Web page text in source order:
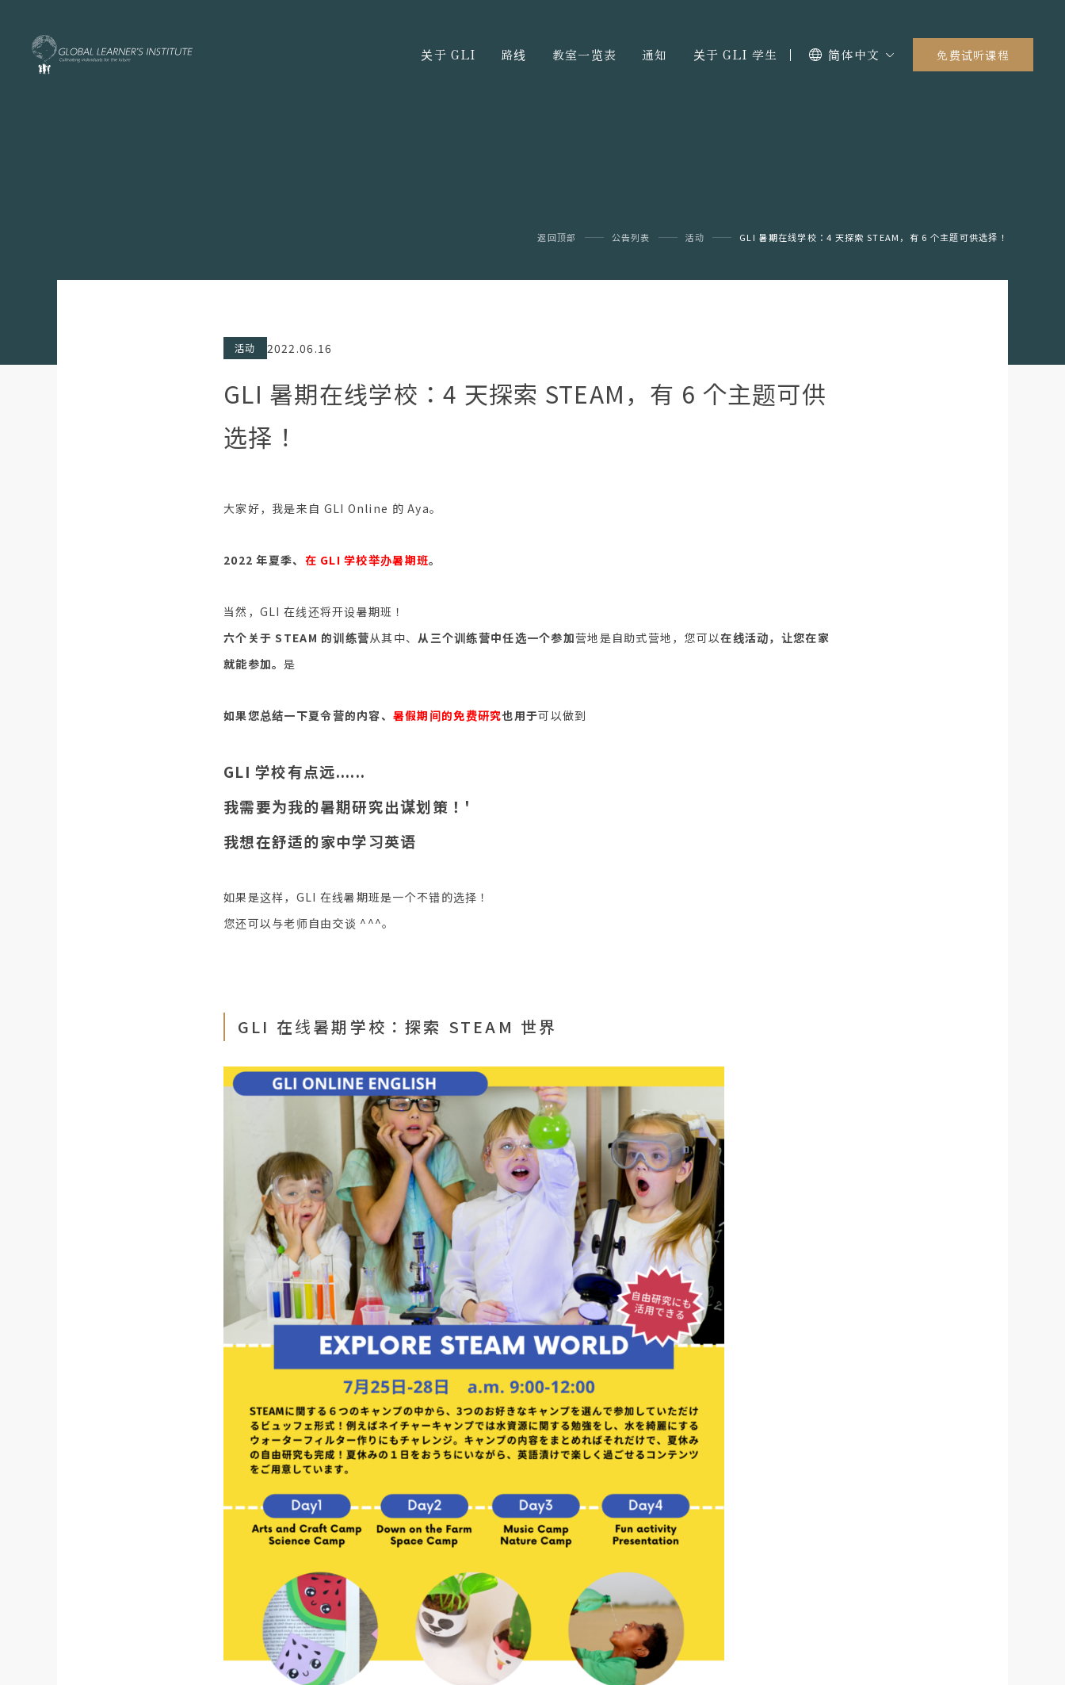
关于 GLI 路线 教室一览表 通知 关于 GLI 学生 简体中文 免费试听课程
返回顶部 公告列表 活动 GLI 暑期在线学校：4 天探索 STEAM，有 6 个主题可供选择！
活动 2022.06.16
GLI 暑期在线学校：4 天探索 STEAM，有 6 个主题可供
选择！
大家好，我是来自 GLI Online 的 Aya。
2022 年夏季、 在 GLI 学校举办暑期班。
当然，GLI 在线还将开设暑期班！
六个关于 STEAM 的训练营从其中、从三个训练营中任选一个参加营地是自助式营地，您可以在线活动，让您在家
就能参加。是
如果您总结一下夏令营的内容、 暑假期间的免费研究也用于可以做到
GLI 学校有点远......
我需要为我的暑期研究出谋划策！'
我想在舒适的家中学习英语
如果是这样，GLI 在线暑期班是一个不错的选择！
您还可以与老师自由交谈 ^^^。
GLI 在线暑期学校：探索 STEAM 世界